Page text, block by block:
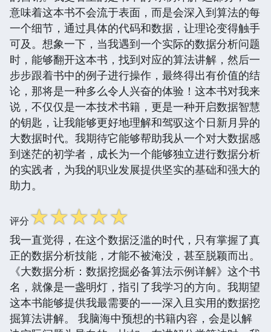
意味着这本书不会流于表面，而是会深入到算法的每
一个细节，通过具体的代码和数据，让理论变得触手
可及。想象一下，当我遇到一个实际的数据分析问题
时，能够翻开这本书，找到对应的算法讲解，然后一
步步跟着书中的例子进行操作，最终得出有价值的结
论，那将是一种多么令人兴奋的体验！这本书对我来
说，不仅仅是一本技术书籍，更是一种开启数据智慧
的钥匙，让我能够更好地理解和驾驭这个日新月异的
大数据时代。我期待它能够帮助我从一个对大数据感
到迷茫的初学者，成长为一个能够独立进行数据分析
的实践者，为我的职业发展提供坚实的基础和强大的
助力。
评分☆☆☆☆☆
我一直觉得，在这个数据泛滥的时代，只有掌握了真
正的数据分析技能，才能不被淹没，甚至脱颖而出。
《大数据分析：数据挖掘必备算法示例详解》这个书
名，就像是一盏明灯，指引了我学习的方向。我期望
这本书能够提供我最需要的——深入且实用的数据挖
掘算法讲解。 我脑海中预想的书籍内容，会是以解